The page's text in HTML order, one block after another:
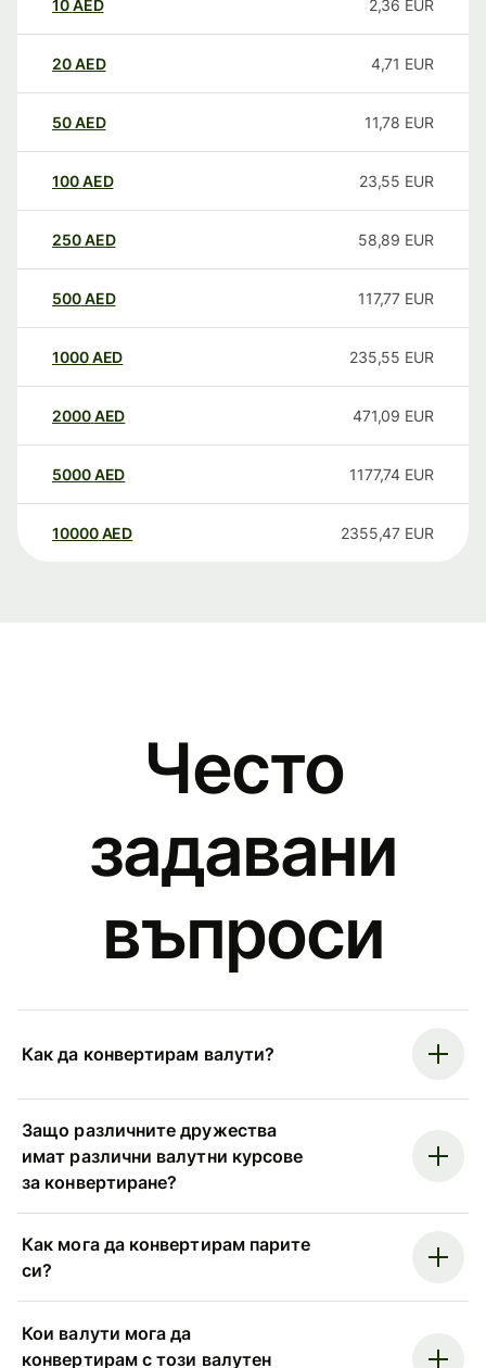
10AED 2,36 EUR
20AED 4,71 EUR
50AED 11,78 EUR
100AED 23,55 EUR
250AED 58,89 EUR
500AED 117,77 EUR
1000AED 235,55 EUR
2000AED 471,09 EUR
5000AED 1177,74 EUR
10000 AED 2355,47 EUR
Често
задавани
въпроси
Как да конвертирам валути?
Защо различните дружества
имат различни валутни курсове
за конвертиране?
Как мога да конвертирам парите
си?
Кои валути мога да
конвертирам с този валутен